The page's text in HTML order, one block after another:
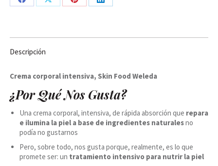
Share
Share
Share
Share
Descripción
Crema corporal intensiva, Skin Food Weleda
¿Por Qué Nos Gusta?
Una crema corporal, intensiva, de rápida absorción que repara
e ilumina la piel a base de ingredientes naturalesno
podía no gustarnos
Pero, sobre todo, nos gusta porque, realmente, es lo que
promete ser: un tratamiento intensivo para nutrir la piel